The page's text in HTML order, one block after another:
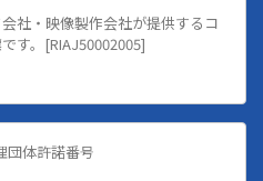
社・映像製作会社が提供するコ
す。[RIAJ50002005]
団体許諾番号